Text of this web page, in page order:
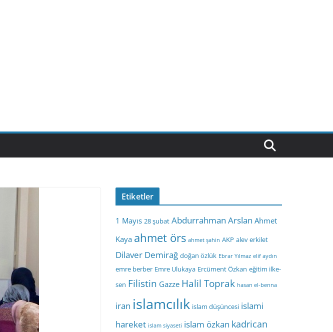
Etiketler
1 Mayıs 28 şubat Abdurrahman Arslan Ahmet
Kaya ahmet örs ahmet şahin AKP alev erkilet
Dilaver Demirağ doğan özlük Ebrar Yılmaz elif aydın
emre berber Emre Ulukaya Ercüment Özkan eğitim ilke-
sen Filistin Gazze Halil Toprak hasan el-benna
iran islamcılık islam düşüncesi islami
hareket islam siyaseti islam özkan kadrican